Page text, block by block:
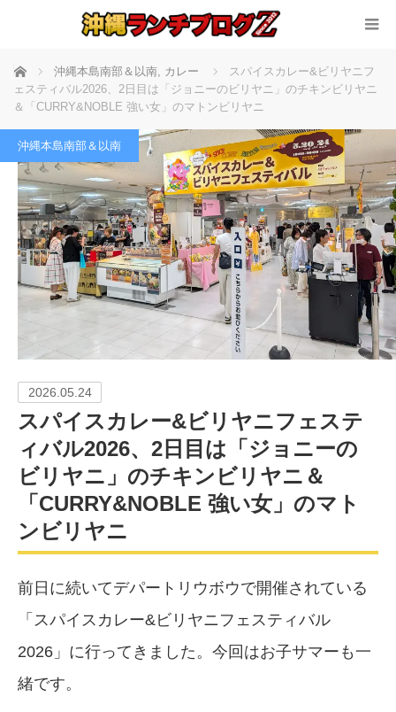
ホーム 沖縄本島南部＆以南, カレー
スパイスカレー&ビリヤニフ
ェスティバル2026、2日目は「ジョニーのビリヤニ」のチキンビリヤニ
＆「CURRY&NOBLE 強い女」のマトンビリヤニ
沖縄本島南部＆以南
2026.05.24
スパイスカレー&ビリヤニフェステ
ィバル2026、2日目は「ジョニーの
ビリヤニ」のチキンビリヤニ＆
「CURRY&NOBLE 強い女」のマト
ンビリヤニ
前日に続いてデパートリウボウで開催されている
「スパイスカレー&ビリヤニフェスティバル
2026」に行ってきました。今回はお子サマーも一
緒です。